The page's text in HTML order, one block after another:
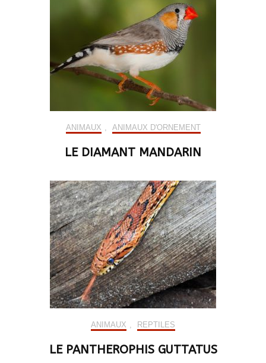
ANIMAUX ANIMAUX D'ORNEMENT
LE DIAMANT MANDARIN
ANIMAUX REPTILES
LE PANTHEROPHIS GUTTATUS